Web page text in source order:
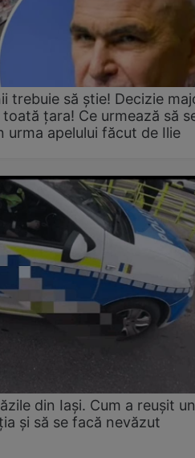
trebuie să știe! Decizie
țara! Ce urmează să
urma apelului făcut de Ilie
din Iași. Cum a reușit un
și să se facă nevăzut